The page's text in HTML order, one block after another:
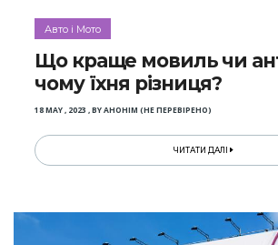
Авто і Мото
Що краще мовиль чи
чому їхня різниця?
18 MAY , 2023 ,BYАНОНІМ (НЕ ПЕРЕВІРЕНО)
ЧИТАТИ ДАЛІ